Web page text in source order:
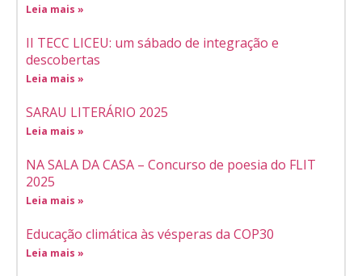
Leia mais »
II TECC LICEU: um sábado de integração e
descobertas
Leia mais »
SARAU LITERÁRIO 2025
Leia mais »
NA SALA DA CASA – Concurso de poesia do FLIT
2025
Leia mais »
Educação climática às vésperas da COP30
Leia mais »